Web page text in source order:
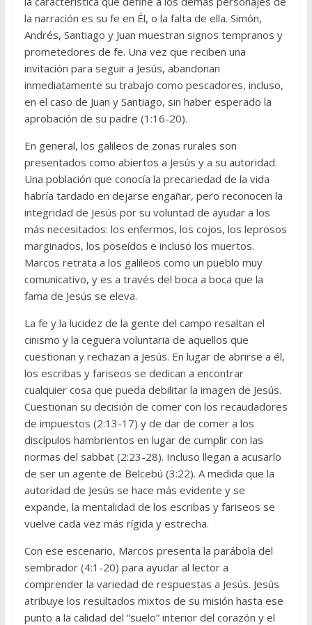
la narración es su fe en Él, o la falta de ella. Simón,
Andrés, Santiago y Juan muestran signos tempranos y
prometedores de fe. Una vez que reciben una
invitación para seguir a Jesús, abandonan
inmediatamente su trabajo como pescadores, incluso,
en el caso de Juan y Santiago, sin haber esperado la
aprobación de su padre (1:16-20).
En general, los galileos de zonas rurales son
presentados como abiertos a Jesús y a su autoridad.
Una población que conocía la precariedad de la vida
habría tardado en dejarse engañar, pero reconocen la
integridad de Jesús por su voluntad de ayudar a los
más necesitados: los enfermos, los cojos, los leprosos
marginados, los poseídos e incluso los muertos.
Marcos retrata a los galileos como un pueblo muy
comunicativo, y es a través del boca a boca que la
fama de Jesús se eleva.
La fe y la lucidez de la gente del campo resaltan el
cinismo y la ceguera voluntaria de aquellos que
cuestionan y rechazan a Jesús. En lugar de abrirse a él,
los escribas y fariseos se dedican a encontrar
cualquier cosa que pueda debilitar la imagen de Jesús.
Cuestionan su decisión de comer con los recaudadores
de impuestos (2:13-17) y de dar de comer a los
discípulos hambrientos en lugar de cumplir con las
normas del sabbat (2:23-28). Incluso llegan a acusarlo
de ser un agente de Belcebú (3:22). A medida que la
autoridad de Jesús se hace más evidente y se
expande, la mentalidad de los escribas y fariseos se
vuelve cada vez más rígida y estrecha.
Con ese escenario, Marcos presenta la parábola del
sembrador (4:1-20) para ayudar al lector a
comprender la variedad de respuestas a Jesús. Jesús
atribuye los resultados mixtos de su misión hasta ese
punto a la calidad del “suelo” interior del corazón y el